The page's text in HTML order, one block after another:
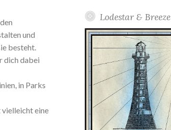
und
besteht.
dich dabei
in Parks
vielleicht eine
Lodestar & Breeze